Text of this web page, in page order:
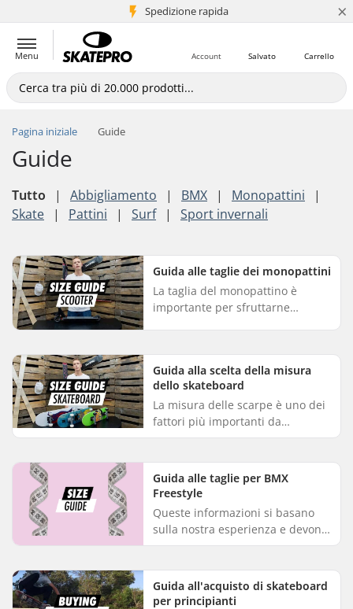
Spedizione rapida
+5 mln di clienti ×
Menu Carrello
Salvato
Account
Pagina iniziale Guide
Guide
Tutto | Abbigliamento | BMX | Monopattini
|
Skate
| Pattini | Surf | Sport invernali
Guida alle taglie dei monopattini
La taglia del monopattino è
importante per sfruttarne
personali e dallo stile di guid...
Guida alla scelta della misura
dello skateboard
La misura delle scarpe è uno dei
fattori più importanti da
considerare nella scelta della
misura giusta dello skateboard
i...
Guida alle taglie per BMX
Freestyle
Queste informazioni si basano
sulla nostra esperienza e devono
essere utilizzate come guida. La
una decisione personal...
Guida all'acquisto di skateboard
per principianti